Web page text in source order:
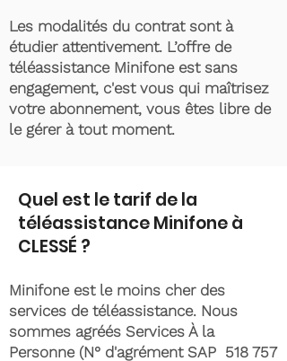
Les modalités du contrat sont à
étudier attentivement. L’offre de
téléassistance Minifone est sans
engagement, c'est vous qui maîtrisez
votre abonnement, vous êtes libre de
le gérer à tout moment.
Quel est le tarif de la
téléassistance Minifone à
CLESSÉ ?
Minifone est le moins cher des
services de téléassistance. Nous
sommes agréés Services À la
Personne (N° d'agrément SAP 518 757